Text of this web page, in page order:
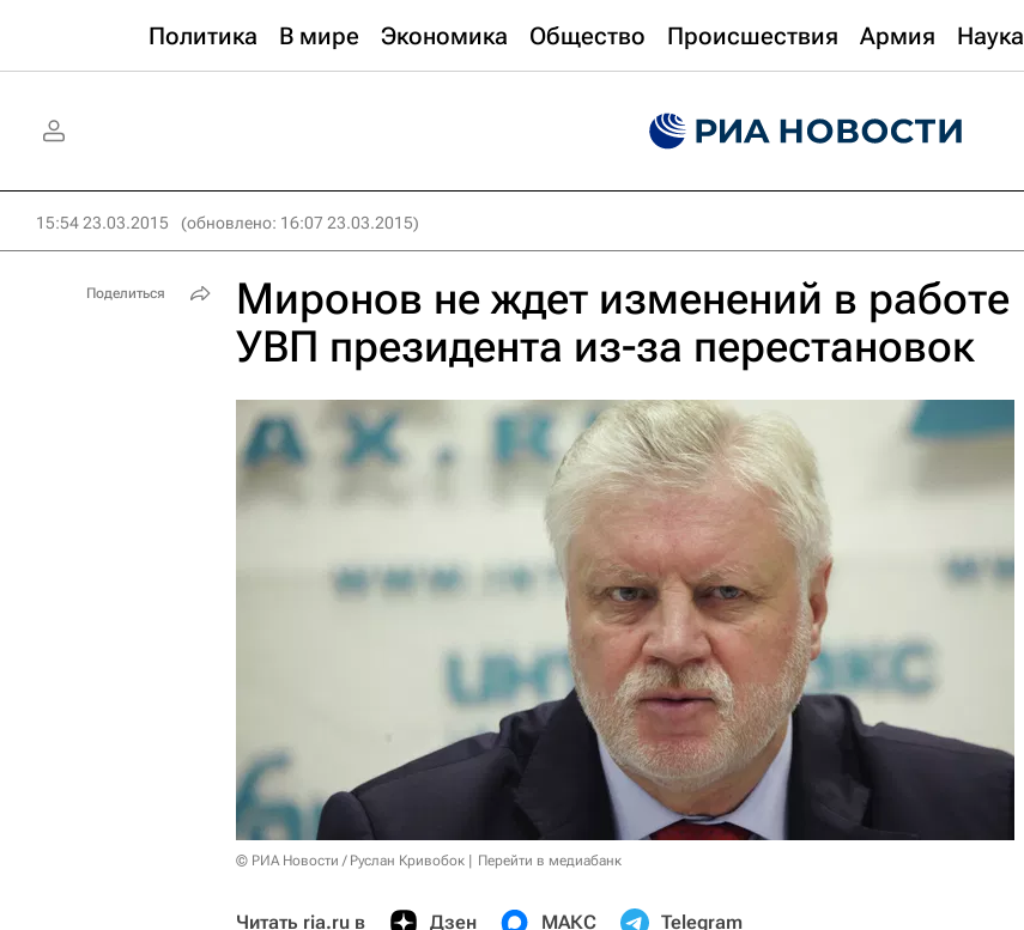
Политика В мире Экономика Общество Происшествия Армия Наука
15:54 23.03.2015 (обновлено: 16:07 23.03.2015)
Миронов не ждет изменений в работе
УВП президента из-за перестановок
© РИА Новости / Руслан Кривобок Перейти в медиабанк
Читать ria.ru в Дзен МАКС Telegram
Поделиться